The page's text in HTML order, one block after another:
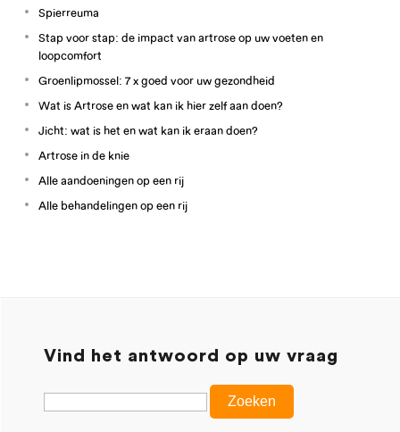
Spierreuma
Stap voor stap: de impact van artrose op uw voeten en
loopcomfort
Groenlipmossel: 7 x goed voor uw gezondheid
Wat is Artrose en wat kan ik hier zelf aan doen?
Jicht: wat is het en wat kan ik eraan doen?
Artrose in de knie
Alle aandoeningen op een rij
Alle behandelingen op een rij
Vind het antwoord op uw vraag